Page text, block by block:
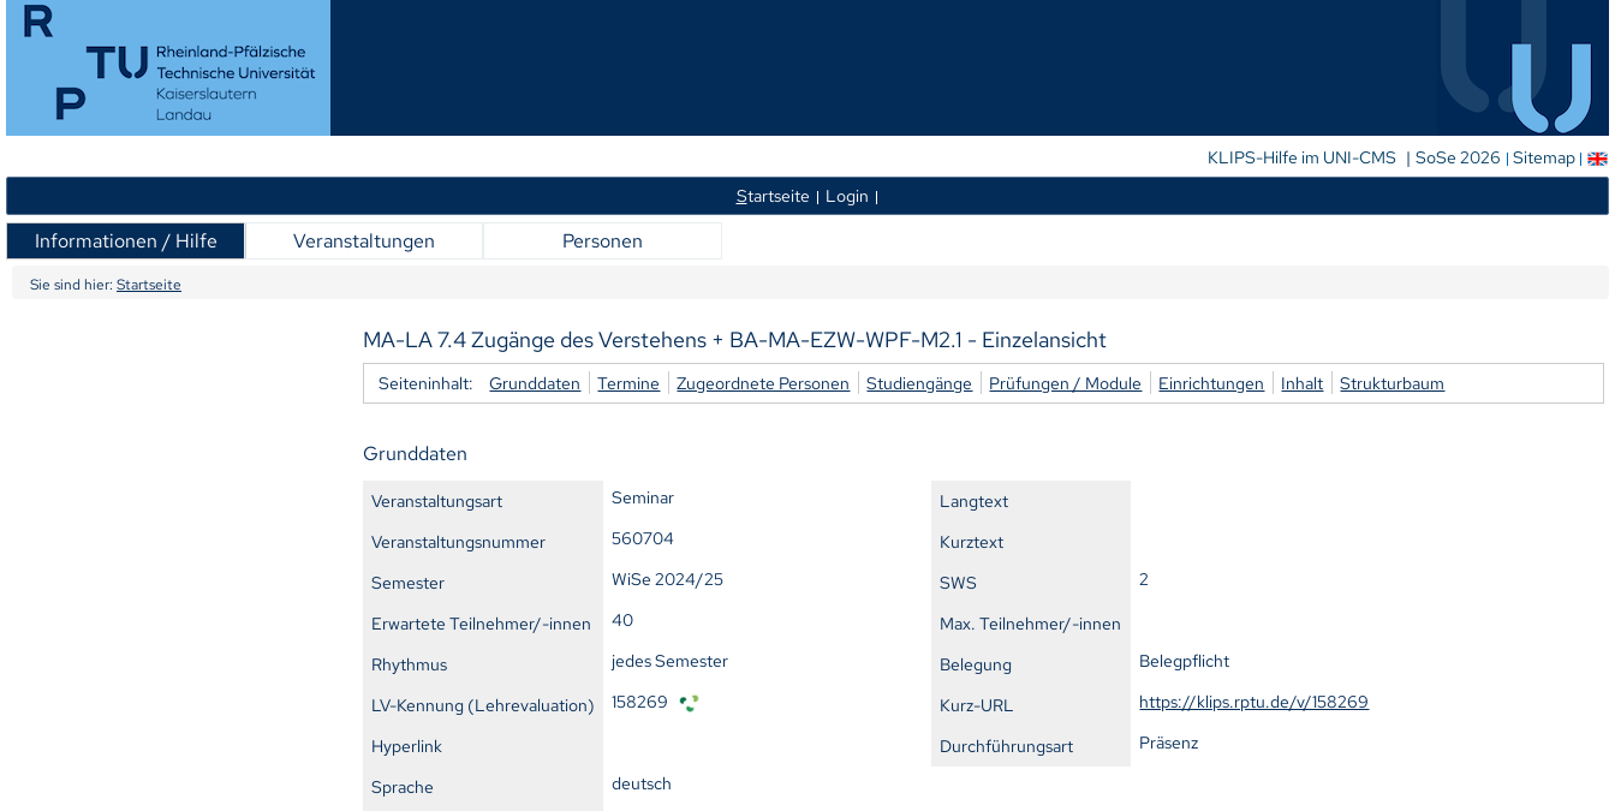
KLIPS-Hilfe im UNI-CMS | SoSe 2026 Sitemap
Startseite Login
Informationen / Hilfe Veranstaltungen Personen
Sie sind hier: Startseite
MA-LA 7.4 Zugänge des Verstehens + BA-MA-EZW-WPF-M2.1 - Einzelansicht
Seiteninhalt: Grunddaten Termine Zugeordnete Personen Studiengänge Prüfungen / Module Einrichtungen Inhalt Strukturbaum
Grunddaten
Veranstaltungsart Seminar
Langtext
Veranstaltungsnummer
560704
Kurztext
Semester
WiSe 2024/25 SWS
2
Erwartete Teilnehmer/-innen
40
Max. Teilnehmer/-innen
Rhythmus
jedes Semester Belegung
Belegpflicht
LV-Kennung (Lehrevaluation)
158269 Kurz-URL
https://klips.rptu.de/v/158269
Hyperlink
Durchführungsart
Präsenz
Sprache
deutsch